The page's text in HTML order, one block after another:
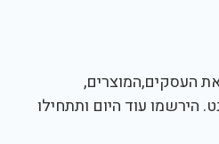
העסקים,המוצרים,
הירשמו עוד היום ותתחילו